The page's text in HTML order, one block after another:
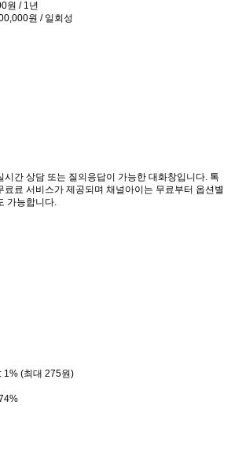
원 / 1년
원 / 일회성
시간 상담 또는 질의응답이 가능한 대화창입니다. 톡
료료 서비스가 제공되며 채널아이는 무료부터 옵션별
가능합니다.
1% (최대 275원)